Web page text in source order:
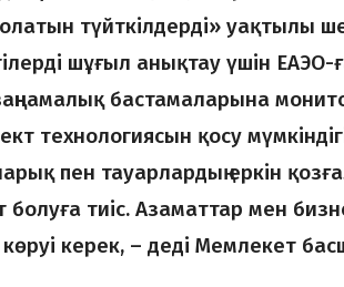
түйткілдерді» уақтылы
шұғыл анықтау үшін ЕАЭО-
бастамаларына
технологиясын қосу
пен тауарлардың еркін
болуға тиіс. Азаматтар мен
керек, – деді Мемлекет